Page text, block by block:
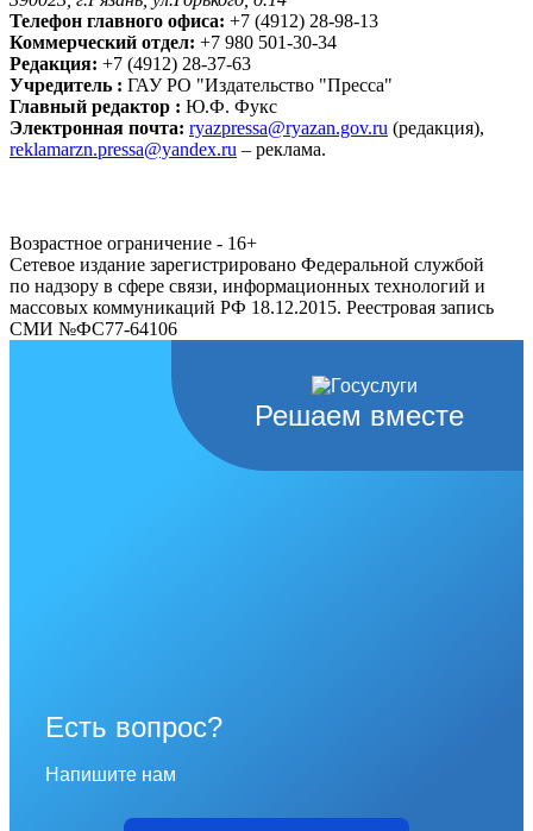
Телефон главного офиса: +7 (4912) 28-98-13
Коммерческий отдел: +7 980 501-30-34
Редакция: +7 (4912) 28-37-63
Учредитель : ГАУ РО "Издательство "Пресса"
Главный редактор : Ю.Ф. Фукс
Электронная почта: ryazpressa@ryazan.gov.ru (редакция),
reklamarzn.pressa@yandex.ru – реклама.
Возрастное ограничение - 16+
Сетевое издание зарегистрировано Федеральной службой
по надзору в сфере связи, информационных технологий и
массовых коммуникаций РФ 18.12.2015. Реестровая запись
СМИ №ФС77-64106
Решаем вместе
Есть вопрос?
Напишите нам